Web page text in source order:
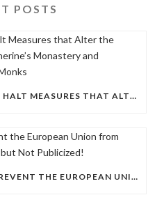
POSTS
THE GOVERNMENT MUST HALT MEASURES THAT ALTER THE HISTORIC CHARACTER OF ST. CATHERINE’S MONASTERY AND UNDERMINE THE RIGHTS OF ITS MONKS
“VIOLATIONS” DO NOT PREVENT THE EUROPEAN UNION FROM LENDING EGYPT: DOCUMENTED BUT NOT PUBLICIZED!